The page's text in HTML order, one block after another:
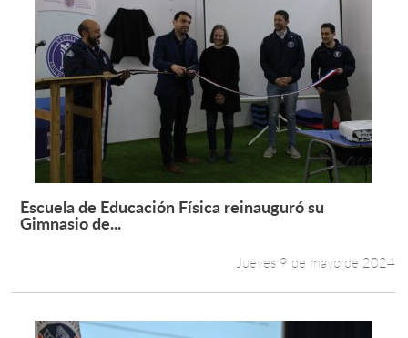
Leer más +
Escuela de Educación Física reinauguró su
Gimnasio de...
Jueves 9 de mayo de 2024